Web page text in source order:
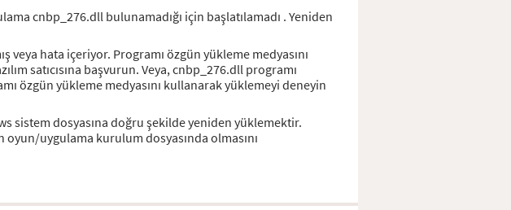
cnbp_276.dll bulunamadığı için başlatılamadı . Yeniden
hata içeriyor. Programı özgün yükleme medyasını
satıcısına başvurun. Veya, cnbp_276.dll programı
özgün yükleme medyasını kullanarak yüklemeyi deneyin
sistem dosyasına doğru şekilde yeniden yüklemektir.
uygulama kurulum dosyasında olmasını